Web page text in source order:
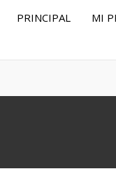
PRINCIPAL MI